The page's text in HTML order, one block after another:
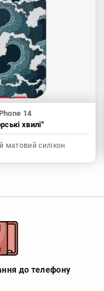
14
хвилі"
матовий силікон
до телефону